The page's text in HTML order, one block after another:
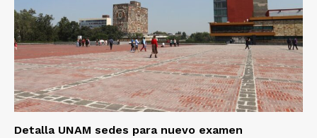
Detalla UNAM sedes para nuevo examen